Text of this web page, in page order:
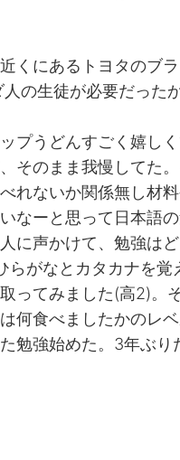
くにあるトヨタのブ
の生徒が必要だった
プうどんすごく嬉し
そのまま我慢してた
れないか関係無し材
なーと思って日本語
に声かけて、勉強は
がなとカタカナを覚
ってみました(高2)。
何食べましたかのレベ
勉強始めた。3年ぶり